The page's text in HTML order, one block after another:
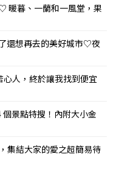
暖暮、一蘭和一風堂，果
還想再去的美好城市♡夜
人，終於讓我找到便宜
景點特搜！內附大小金
集結大家的愛之超簡易待